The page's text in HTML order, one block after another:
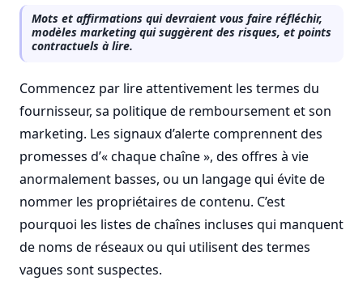
Mots et affirmations qui devraient vous faire réfléchir,
modèles marketing qui suggèrent des risques, et points
contractuels à lire.
Commencez par lire attentivement les termes du
fournisseur, sa politique de remboursement et son
marketing. Les signaux d’alerte comprennent des
promesses d’« chaque chaîne », des offres à vie
anormalement basses, ou un langage qui évite de
nommer les propriétaires de contenu. C’est
pourquoi les listes de chaînes incluses qui manquent
de noms de réseaux ou qui utilisent des termes
vagues sont suspectes.